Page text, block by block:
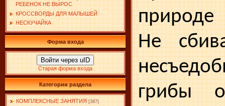
РЕБЕНОК НЕ ВЫРОС
КРОССВОРДЫ ДЛЯ МАЛЫШЕЙ
НЕСКУЧАЙКА
Форма входа
Войти через uID
Старая форма входа
Категории раздела
КОМПЛЕКСНЫЕ ЗАНЯТИЯ [387]
природе
Не
грибы